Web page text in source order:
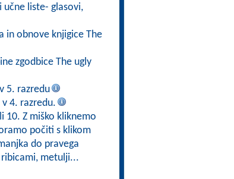
učne liste- glasovi,
in obnove knjigice The
zgodbice The ugly
5. razredu
4. razredu.
10. Z miško kliknemo
počiti s klikom
do pravega
metulji...